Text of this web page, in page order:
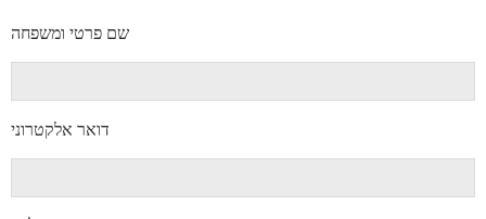
שם פרטי ומשפחה
דואר אלקטרוני